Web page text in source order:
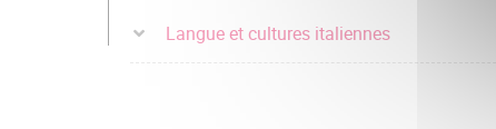
Langue et cultures italiennes